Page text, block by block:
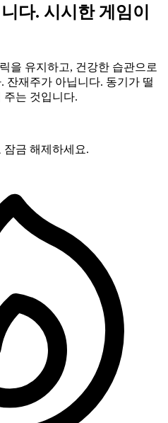
다. 시시한 게임이
을 유지하고, 건강한 습관으로
잔재주가 아닙니다. 동기가 떨
주는 것입니다.
잠금 해제하세요.